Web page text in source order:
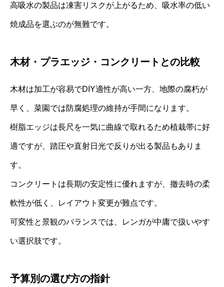
高吸水の製品は凍害リスクが上がるため、吸水率の低い
焼成品を選ぶのが無難です。
木材・プラエッジ・コンクリートとの比較
木材は加工が容易でDIY適性が高い一方、地際の腐朽が
早く、菜園では防腐処理の維持が手間になります。
樹脂エッジは長尺を一気に曲線で取れるため植栽帯に好
適ですが、踏圧や直射日光で反りが出る製品もありま
す。
コンクリートは長期の安定性に優れますが、撤去時の柔
軟性が低く、レイアウト変更が難点です。
可変性と景観のバランスでは、レンガが中庸で扱いやす
い選択肢です。
予算別の選び方の指針